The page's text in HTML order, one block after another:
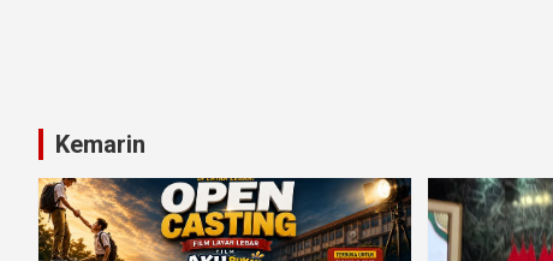
Kemarin